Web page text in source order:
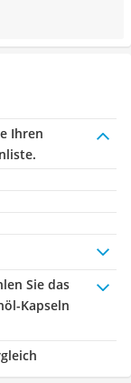
Ihren
Sie das
Kapseln